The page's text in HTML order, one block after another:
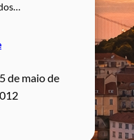
de maio de